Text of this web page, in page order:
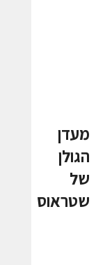
מעדן
הגולן
של
שטראוס